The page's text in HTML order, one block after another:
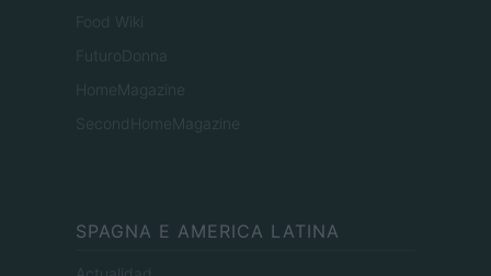
Food Wiki
FuturoDonna
HomeMagazine
SecondHomeMagazine
SPAGNA E AMERICA LATINA